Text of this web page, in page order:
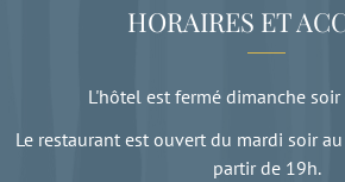
HORAIRES ET
L'hôtel est fermé dimanche
Le restaurant est ouvert du mardi soir
partir de 19h.